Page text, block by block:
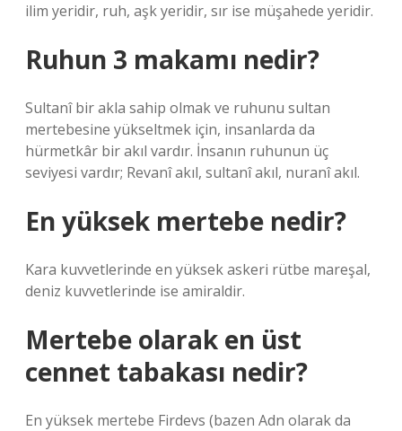
ilim yeridir, ruh, aşk yeridir, sır ise müşahede yeridir.
Ruhun 3 makamı nedir?
Sultanî bir akla sahip olmak ve ruhunu sultan
mertebesine yükseltmek için, insanlarda da
hürmetkâr bir akıl vardır. İnsanın ruhunun üç
seviyesi vardır; Revanî akıl, sultanî akıl, nuranî akıl.
En yüksek mertebe nedir?
Kara kuvvetlerinde en yüksek askeri rütbe mareşal,
deniz kuvvetlerinde ise amiraldir.
Mertebe olarak en üst
cennet tabakası nedir?
En yüksek mertebe Firdevs (bazen Adn olarak da